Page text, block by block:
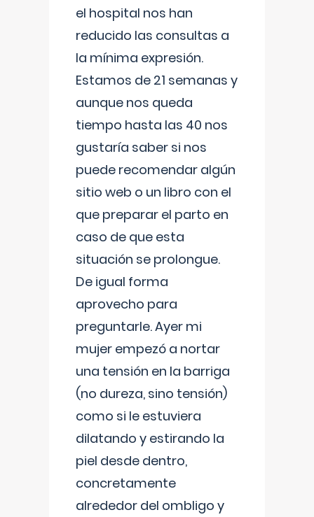
el hospital nos han
reducido las consultas a
la mínima expresión.
Estamos de 21 semanas y
aunque nos queda
tiempo hasta las 40 nos
gustaría saber si nos
puede recomendar algún
sitio web o un libro con el
que preparar el parto en
caso de que esta
situación se prolongue.
De igual forma
aprovecho para
preguntarle. Ayer mi
mujer empezó a nortar
una tensión en la barriga
(no dureza, sino tensión)
como si le estuviera
dilatando y estirando la
piel desde dentro,
concretamente
alrededor del ombligo y